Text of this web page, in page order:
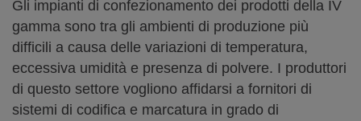
Gli impianti di confezionamento dei prodotti della IV
gamma sono tra gli ambienti di produzione più
difficili a causa delle variazioni di temperatura,
eccessiva umidità e presenza di polvere. I produttori
di questo settore vogliono affidarsi a fornitori di
sistemi di codifica e marcatura in grado di